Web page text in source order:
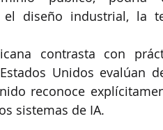
diseño industrial, la
contrasta con
Unidos evalúan
reconoce
sistemas de IA.